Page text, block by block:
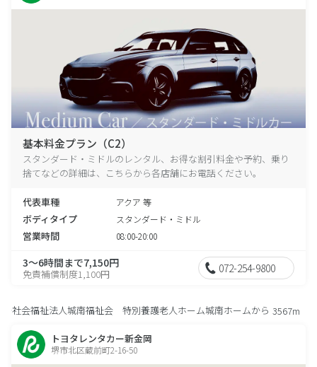
基本料金プラン（C2）
スタンダード・ミドルのレンタル、お得な割引料金や予約、乗り
捨てなどの詳細は、こちらから各店舗にお電話ください。
代表車種 アクア 等
ボディタイプ スタンダード・ミドル
営業時間 08:00-20:00
3～6時間まで7,150円
免責補償制度1,100円 072-254-9800
社会福祉法人城南福祉会 特別養護老人ホーム城南ホームから 3567m
トヨタレンタカー新金岡
堺市北区蔵前町2-16-50